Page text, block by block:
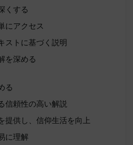
くする
にアクセス
ストに基づく説明
を深める
る
信頼性の高い解説
提供し、信仰生活を向上
に理解